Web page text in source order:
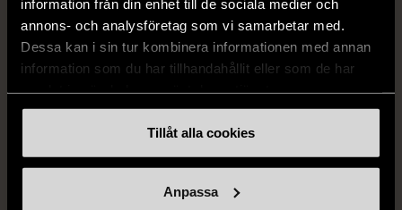
information från din enhet till de sociala medier och
annons- och analysföretag som vi samarbetar med.
Dessa kan i sin tur kombinera informationen med annan
information som du har tillhandahållit eller som de har
Tillåt alla cookies
Anpassa
Mycket gott skick
129 kr
Halsband med
blomformat hänge
Mycket gott skick
249 kr